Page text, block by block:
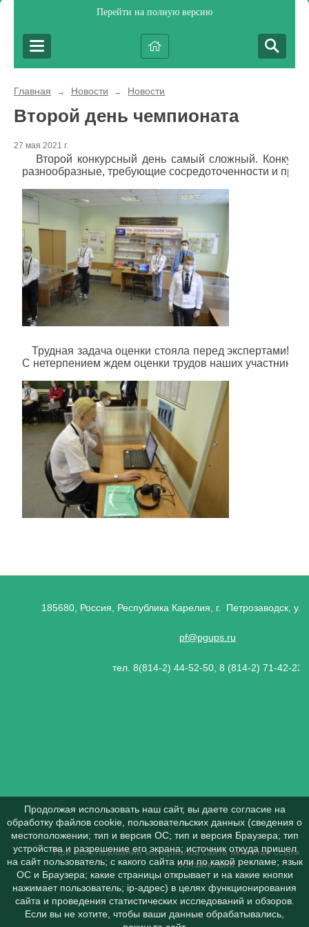
Перейти на полную версию
Главная → Новости → Новости
Второй день чемпионата
27 мая 2021 г.
Второй конкурсный день самый сложный.
разнообразные, требующие сосредоточенности и
Трудная задача оценки стояла перед экспертами!
С нетерпением ждем оценки трудов наших участников!
185680, Россия, Республика Карелия, г. Петрозаводск,
pf@pgups.ru
тел. 8(814-2) 44-52-50, 8 (814-2) 71-42-23
При использовании материалов сайта активная ссылка
обязательна.
Продолжая использовать наш сайт, вы даете согласие на
обработку файлов cookie, пользовательских данных (сведения о
местоположении; тип и версия ОС; тип и версия Браузера; тип
устройства и разрешение его экрана; источник откуда пришел
на сайт пользователь; с какого сайта или по какой рекламе; язык
ОС и Браузера; какие страницы открывает и на какие кнопки
нажимает пользователь; ip-адрес) в целях функционирования
сайта и проведения статистических исследований и обзоров.
Если вы не хотите, чтобы ваши данные обрабатывались,